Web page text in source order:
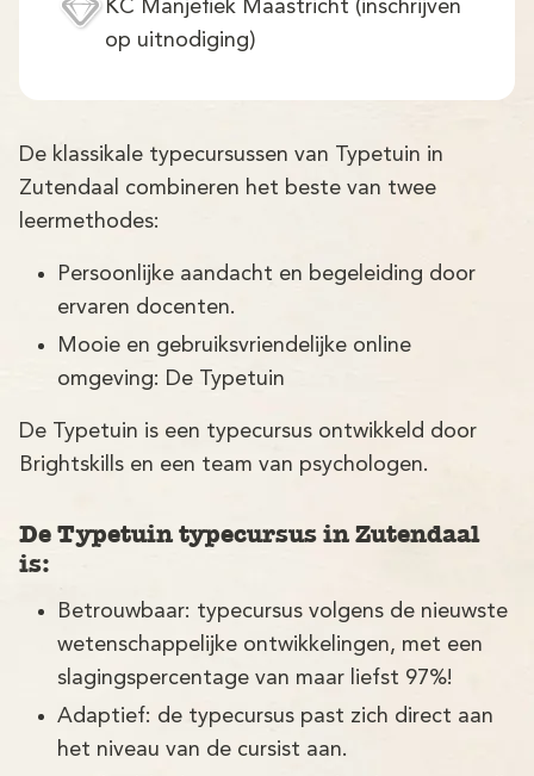
Demo
Aanmelden
KC Manjefiek Maastricht (inschrijven
op uitnodiging)
De klassikale typecursussen van Typetuin in
Zutendaal combineren het beste van twee
leermethodes:
Persoonlijke aandacht en begeleiding door
ervaren docenten.
Mooie en gebruiksvriendelijke online
omgeving: De Typetuin
De Typetuin is een typecursus ontwikkeld door
Brightskills en een team van psychologen.
De Typetuin typecursus in Zutendaal
is:
Betrouwbaar: typecursus volgens de nieuwste
wetenschappelijke ontwikkelingen, met een
slagingspercentage van maar liefst 97%!
Adaptief: de typecursus past zich direct aan
het niveau van de cursist aan.